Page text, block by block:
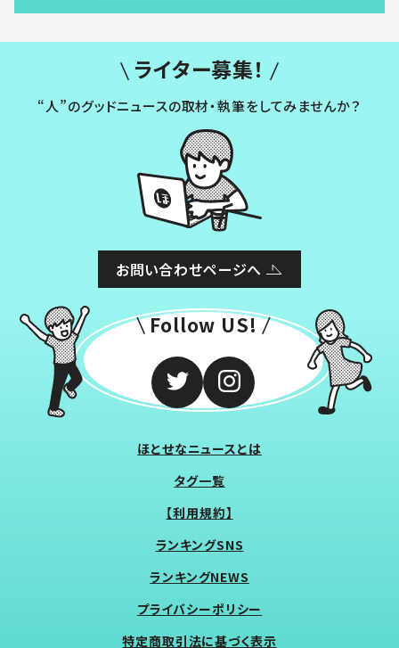
ライター募集！
“人”のグッドニュースの取材・執筆をしてみませんか？
お問い合わせページへ
Follow US!
ほとせなニュースとは
タグ一覧
【利用規約】
ランキングSNS
ランキングNEWS
プライバシーポリシー
特定商取引法に基づく表示